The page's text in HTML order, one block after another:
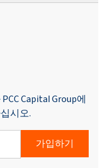
Capital Group에
시오.
가입하기